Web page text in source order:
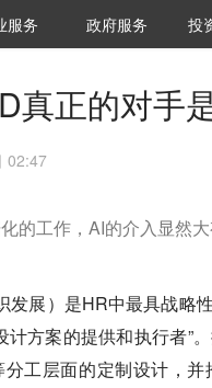
研究院
服务 城市之窗
政府服务 投资
投
真正的对手
02:47
的工作，AI的介入显然
发展）是HR中最具战略
计方案的提供和执行者”
工层面的定制设计，